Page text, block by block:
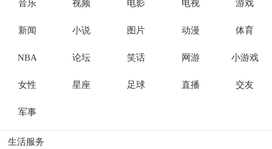
音乐 视频 电影 电视 游戏
新闻 小说 图片 动漫 体育
NBA 论坛 笑话 网游 小游戏
女性 星座 足球 直播 交友
军事
生活服务